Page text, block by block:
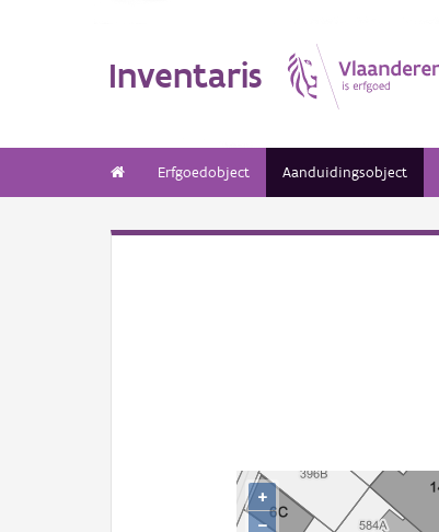
Inventaris
Erfgoedobject Aanduidingsobject
+
−